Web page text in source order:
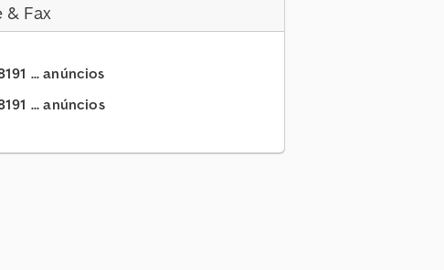
& Fax
... anúncios
... anúncios